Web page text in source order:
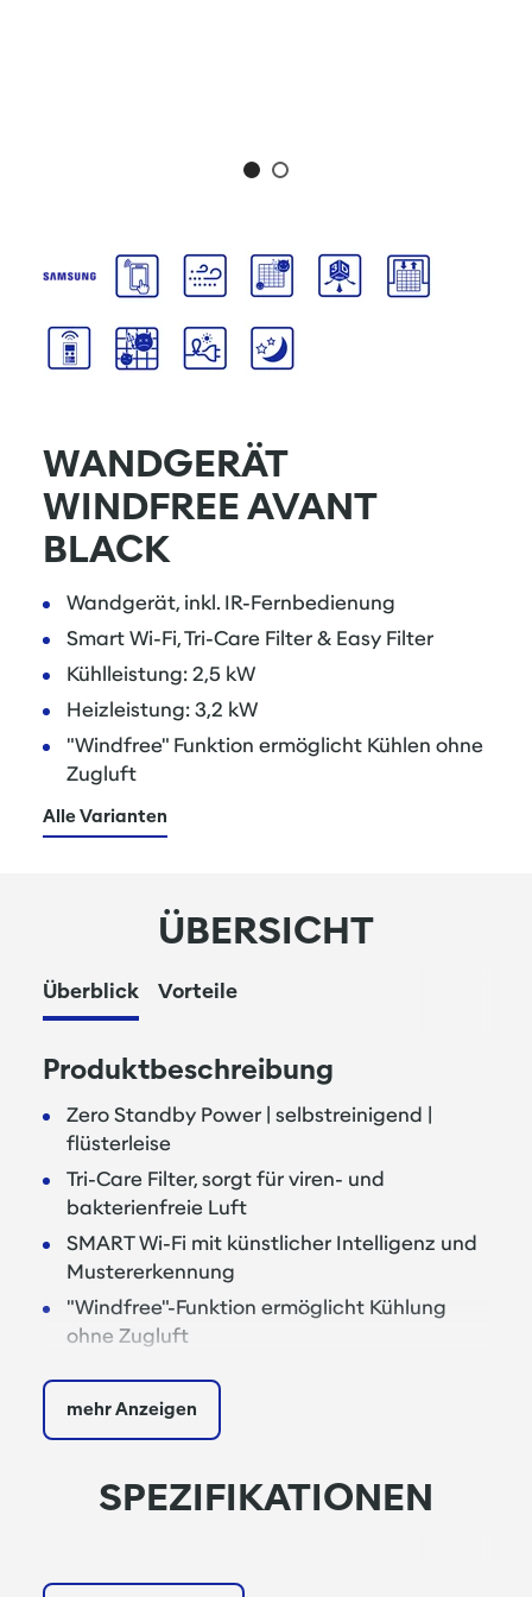
WANDGERÄT
WINDFREE AVANT
BLACK
Wandgerät, inkl. IR-Fernbedienung
Smart Wi-Fi, Tri-Care Filter & Easy Filter
Kühlleistung: 2,5 kW
Heizleistung: 3,2 kW
"Windfree" Funktion ermöglicht Kühlen ohne
Zugluft
Alle Varianten
ÜBERSICHT
Überblick Vorteile
Produktbeschreibung
Zero Standby Power | selbstreinigend |
flüsterleise
Tri-Care Filter, sorgt für viren- und
bakterienfreie Luft
SMART Wi-Fi mit künstlicher Intelligenz und
Mustererkennung
"Windfree"-Funktion ermöglicht Kühlung
ohne Zugluft
Inklusive Infrarotfernbedienung
Kühlen | Heizen | Entfeuchten | Lüften
Automatischer Betriebsartenwechsel
Platine mit alphanumerischem Display für
Luftansaug nicht sichtbar |
mehr Anzeigen
SPEZIFIKATIONEN